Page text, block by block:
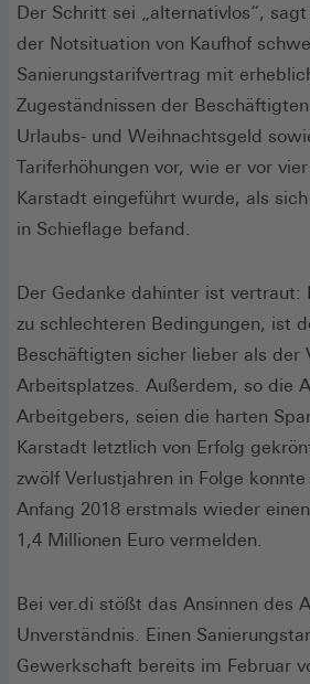
Der Schritt sei „alternativlos“,
der Notsituation von Kaufhof
Sanierungstarifvertrag mit
Zugeständnissen der
Urlaubs- und Weihnachtsgeld
Tariferhöhungen vor, wie er vor
Karstadt eingeführt wurde, als
in Schieflage befand.
Der Gedanke dahinter ist vertraut:
zu schlechteren Bedingungen, ist
Beschäftigten sicher lieber als der
Arbeitsplatzes. Außerdem, so die
Arbeitgebers, seien die harten
Karstadt letztlich von Erfolg
zwölf Verlustjahren in Folge
Anfang 2018 erstmals wieder
1,4 Millionen Euro vermelden.
Bei ver.di stößt das Ansinnen des
Unverständnis. Einen
Gewerkschaft bereits im Februar